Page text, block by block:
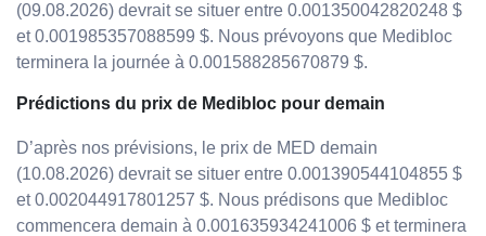
(09.08.2026) devrait se situer entre 0.001350042820248 $
et 0.001985357088599 $. Nous prévoyons que Medibloc
terminera la journée à 0.001588285670879 $.
Prédictions du prix de Medibloc pour demain
D’après nos prévisions, le prix de MED demain
(10.08.2026) devrait se situer entre 0.001390544104855 $
et 0.002044917801257 $. Nous prédisons que Medibloc
commencera demain à 0.001635934241006 $ et terminera